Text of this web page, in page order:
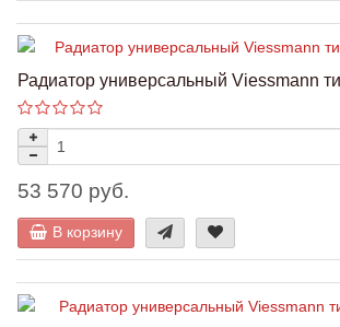
Радиатор универсальный Viessmann
53 570 руб.
В корзину